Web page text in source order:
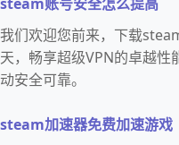
我们欢迎您前来，下载
天，畅享超级VPN的卓越
动安全可靠。
steam加速器免费加速游戏